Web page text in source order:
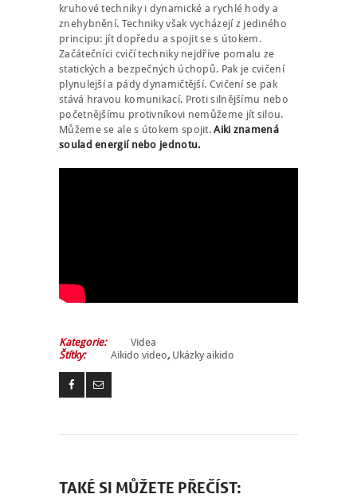
kruhové techniky i dynamické a rychlé hody a
znehybnění. Techniky však vycházejí z jediného
principu: jít dopředu a spojit se s útokem.
Začátečníci cvičí techniky nejdříve pomalu ze
statických a bezpečných úchopů. Pak je cvičení
plynulejší a pády dynamičtější. Cvičení se pak
stává hravou komunikací. Proti silnějšímu nebo
početnějšímu protivníkovi nemůžeme jít silou.
Můžeme se ale s útokem spojit.Aiki znamená
soulad energií nebo jednotu.
Kategorie:
Videa
Štítky:
Aikido video, Ukázky aikido
TAKÉ SI MŮŽETE PŘEČÍST: